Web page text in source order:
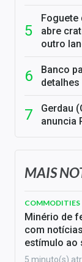
Foguete
abre
outro
Banco
detalhes
Gerdau
anuncia
MAIS
COMMODITIES
Minério de
com
estímulo ao
5 minuto(s)